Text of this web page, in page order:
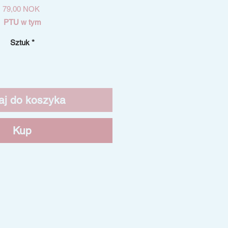
79,00 NOKCena
PTU w tym
Sztuk *
do koszyka
Kup